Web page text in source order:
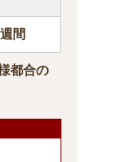
間
都合の